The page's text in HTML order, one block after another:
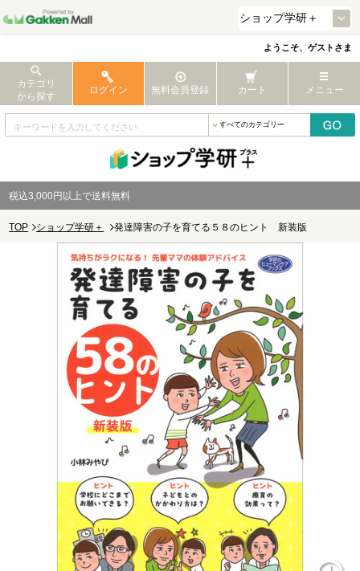
ようこそ、ゲストさま
カテゴリ
から探す
ログイン 無料会員登録 カート メニュー
税込3,000円以上で送料無料
TOP ショップ学研＋ 発達障害の子を育てる５８のヒント 新装版